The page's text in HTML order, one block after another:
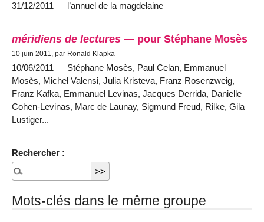
31/12/2011 — l’annuel de la magdelaine
méridiens de lectures — pour Stéphane Mosès
10 juin 2011, par Ronald Klapka
10/06/2011 — Stéphane Mosès, Paul Celan, Emmanuel
Mosès, Michel Valensi, Julia Kristeva, Franz Rosenzweig,
Franz Kafka, Emmanuel Levinas, Jacques Derrida, Danielle
Cohen-Levinas, Marc de Launay, Sigmund Freud, Rilke, Gila
Lustiger...
Rechercher :
Mots-clés dans le même groupe